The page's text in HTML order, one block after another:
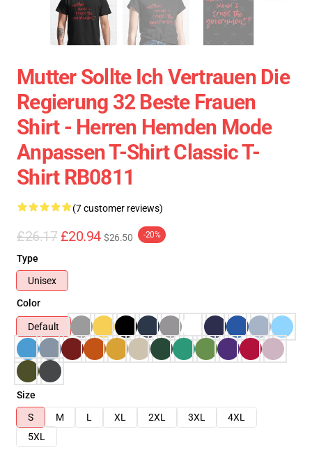
Mutter Sollte Ich Vertrauen Die
Regierung 32 Beste Frauen
Shirt - Herren Hemden Mode
Anpassen T-Shirt Classic T-
Shirt RB0811
(7 customer reviews)
£26.17 £20.94 $26.50 -20%
Type
Unisex
Color
Default
Size
S
M L XL 2XL 3XL
4XL
5XL